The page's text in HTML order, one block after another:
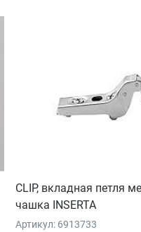
CLIP, вкладная петля
чашка INSERTA
Артикул: 6913733